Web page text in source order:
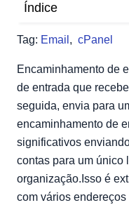
Tag: Email , cPanel
Índice
CPANEL
Webmail
Como faço para
domínio através do
Encaminhamento de
de entrada que
seguida, envia para
encaminhamento de
significativos
contas para um único
organização.Isso é
com vários endereços